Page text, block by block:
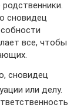
сновидец
все, чтобы
сновидец
или делу.